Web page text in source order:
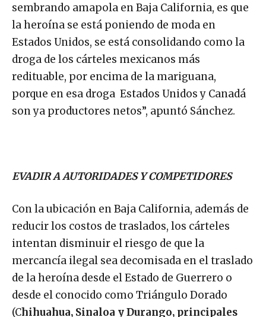
sembrando amapola en Baja California, es que
la heroína se está poniendo de moda en
Estados Unidos, se está consolidando como la
droga de los cárteles mexicanos más
redituable, por encima de la mariguana,
porque en esa droga Estados Unidos y Canadá
son ya productores netos”, apuntó Sánchez.
EVADIR A AUTORIDADES Y COMPETIDORES
Con la ubicación en Baja California, además de
reducir los costos de traslados, los cárteles
intentan disminuir el riesgo de que la
mercancía ilegal sea decomisada en el traslado
de la heroína desde el Estado de Guerrero o
desde el conocido como Triángulo Dorado
(Chihuahua, Sinaloa y Durango, principales